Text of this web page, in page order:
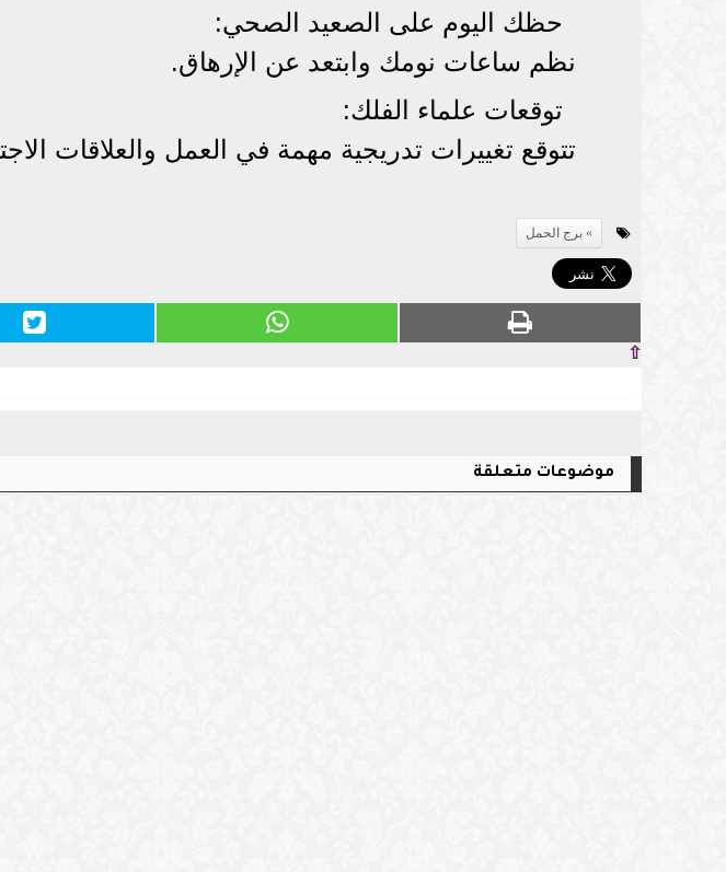
حظك اليوم على الصعيد الصحي:
نظم ساعات نومك وابتعد عن الإرهاق.
توقعات علماء الفلك:
تتوقع تغييرات تدريجية مهمة في العمل والعلاقات
برج الحمل
⇧
موضوعات متعلقة